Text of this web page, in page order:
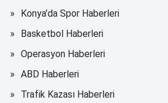
Konya'da Spor Haberleri
Basketbol Haberleri
Operasyon Haberleri
ABD Haberleri
Trafik Kazası Haberleri